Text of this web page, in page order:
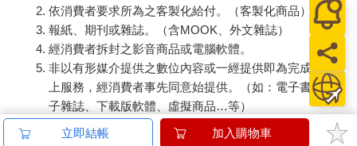
依消費者要求所為之客製化給付。（客製化商品）
報紙、期刊或雜誌。（含MOOK、外文雜誌）
經消費者拆封之影音商品或電腦軟體。
非以有形媒介提供之數位內容或一經提供即為完成之線
上服務，經消費者事先同意始提供。（如：電子書、電
子雜誌、下載版軟體、虛擬商品…等）
已拆封之個人衛生用品。（如：內衣褲、刮鬍刀、除毛
立即結帳 加入購物車